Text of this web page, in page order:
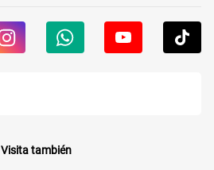
Visita también